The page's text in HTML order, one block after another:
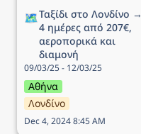
🗺️Ταξίδι στο Λονδίνο →
4 ημέρες από 207€,
αεροπορικά και
διαμονή
09/03/25 - 12/03/25
Αθήνα
Λονδίνο
Dec 4, 2024 8:45 AM